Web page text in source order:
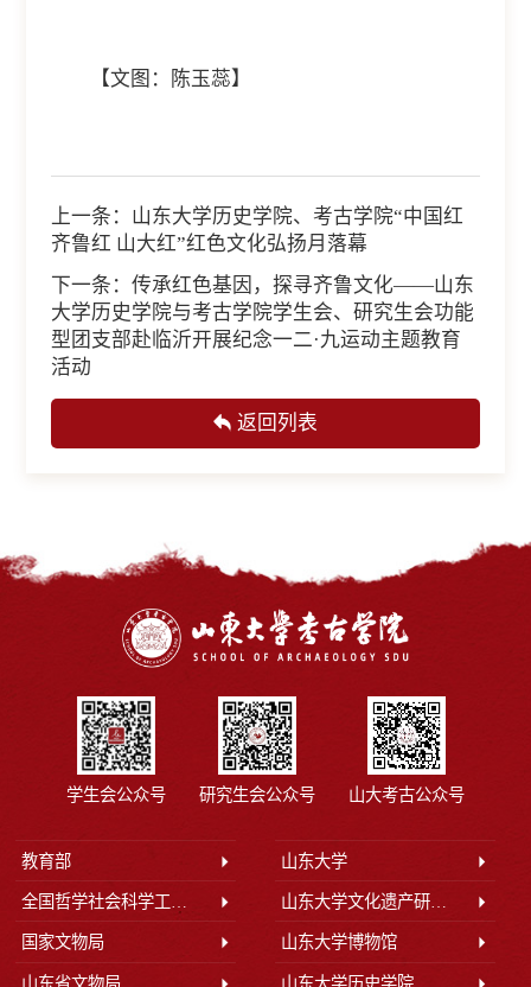
【文图：陈玉蕊】
上一条： 山东大学历史学院、考古学院“中国红
齐鲁红 山大红”红色文化弘扬月落幕
下一条： 传承红色基因，探寻齐鲁文化——山东
大学历史学院与考古学院学生会、研究生会功能
型团支部赴临沂开展纪念一二·九运动主题教育
活动
返回列表
学生会公众号 研究生会公众号 山大考古公众号
教育部 山东大学
山东大学文化遗产研究院
国家文物局 山东大学博物馆